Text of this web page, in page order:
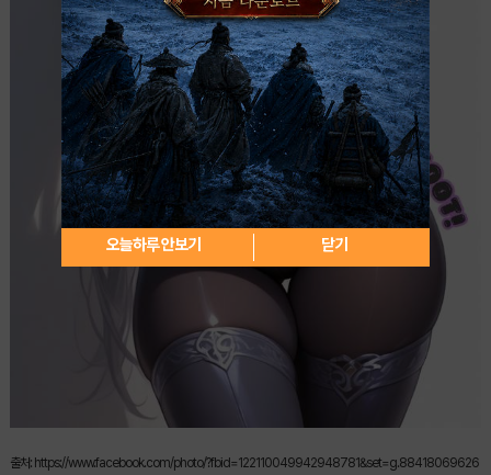
출처: https://www.facebook.com/photo/?fbid=122110049942948781&set=g.88418069626
오늘하루 안보기 닫기